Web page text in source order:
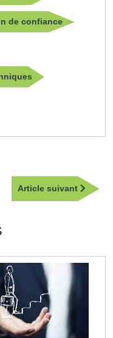
de confiance
Article suivant
Article